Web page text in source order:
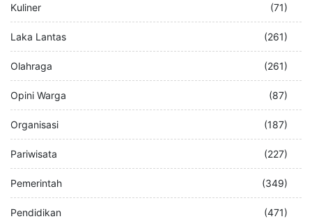
Kuliner (71)
Laka Lantas (261)
Olahraga (261)
Opini Warga (87)
Organisasi (187)
Pariwisata (227)
Pemerintah (349)
Pendidikan (471)